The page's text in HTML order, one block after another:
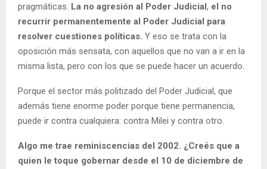
pragmáticas. La no agresión al Poder Judicial, el no
recurrir permanentemente al Poder Judicial para
resolver cuestiones políticas. Y eso se trata con la
oposición más sensata, con aquellos que no van a ir en la
misma lista, pero con los que se puede hacer un acuerdo.
Porque el sector más politizado del Poder Judicial, que
además tiene enorme poder porque tiene permanencia,
puede ir contra cualquiera: contra Milei y contra otro.
Algo me trae reminiscencias del 2002. ¿Creés que a
quien le toque gobernar desde el 10 de diciembre de